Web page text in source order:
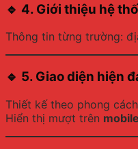
🔹 4. Giới thiệu hệ
Thông tin từng trường:
🔹 5. Giao diện hiện
Thiết kế theo phong
Hiển thị mượt trên